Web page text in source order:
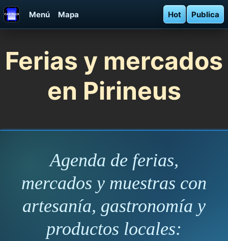
Menú Mapa Hot Publica
Ferias y mercados
en Pirineus
Agenda de ferias,
mercados y muestras con
artesanía, gastronomía y
productos locales: